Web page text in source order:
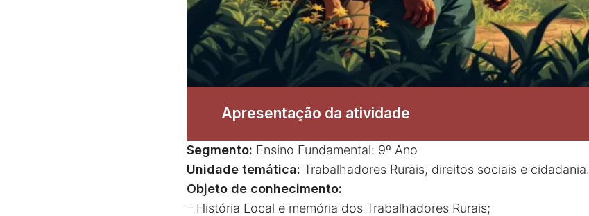
Apresentação da atividade
Segmento: Ensino Fundamental: 9º Ano
Unidade temática: Trabalhadores Rurais, direitos sociais e cidadania.
Objeto de conhecimento:
– História Local e memória dos Trabalhadores Rurais;